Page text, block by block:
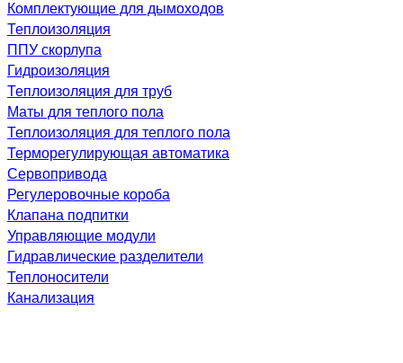
Комплектующие для дымоходов
Теплоизоляция
ППУ скорлупа
Гидроизоляция
Теплоизоляция для труб
Маты для теплого пола
Теплоизоляция для теплого пола
Терморегулирующая автоматика
Сервопривода
Регулеровочные короба
Клапана подпитки
Управляющие модули
Гидравлические разделители
Теплоносители
Канализация